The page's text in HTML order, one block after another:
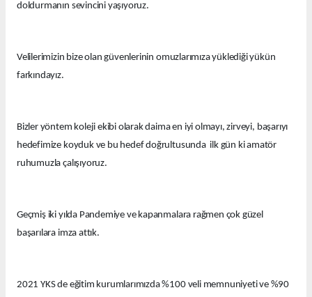
doldurmanın sevincini yaşıyoruz.
Velilerimizin bize olan güvenlerinin omuzlarımıza yüklediği yükün
farkındayız.
Bizler yöntem koleji ekibi olarak daima en iyi olmayı, zirveyi, başarıyı
hedefimize koyduk ve bu hedef doğrultusunda ilk gün ki amatör
ruhumuzla çalışıyoruz.
Geçmiş iki yılda Pandemiye ve kapanmalara rağmen çok güzel
başarılara imza attık.
2021 YKS de eğitim kurumlarımızda %100 veli memnuniyeti ve %90